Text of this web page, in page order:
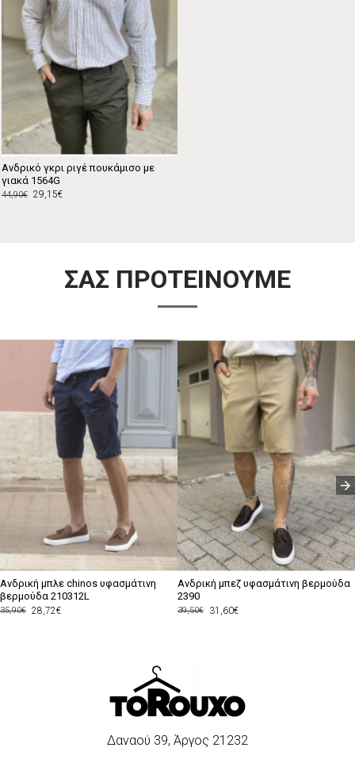
Ανδρικό γκρι ριγέ πουκάμισο με
γιακά 1564G
29,15€
44,90€
ΣΑΣ ΠΡΟΤΕΙΝΟΥΜΕ
Ανδρική μπλε chinos υφασμάτινη
βερμούδα 210312L
28,72€
35,90€
Ανδρική μπεζ υφασμάτινη βερμούδα
2390
31,60€
39,50€
Δαναού 39, Άργος 21232